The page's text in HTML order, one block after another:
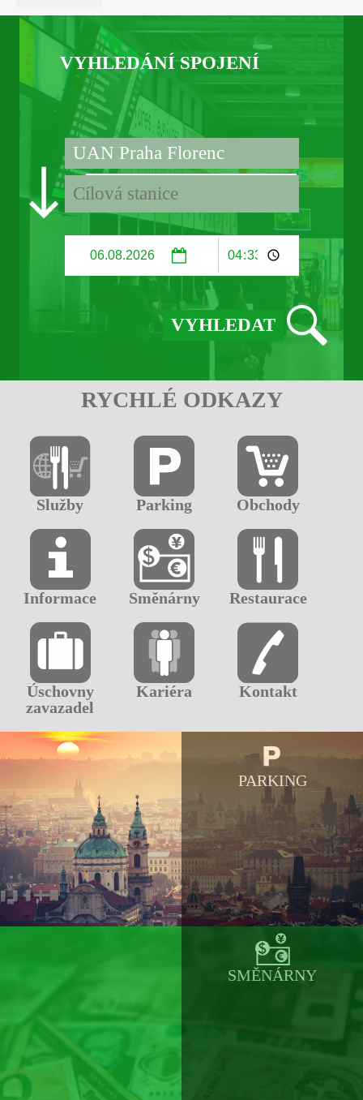
VYHLEDÁNÍ SPOJENÍ
RYCHLÉ ODKAZY
Služby Parking Obchody
Informace Směnárny Restaurace
Úschovny
zavazadel
Kariéra Kontakt
PARKING
SMĚNÁRNY